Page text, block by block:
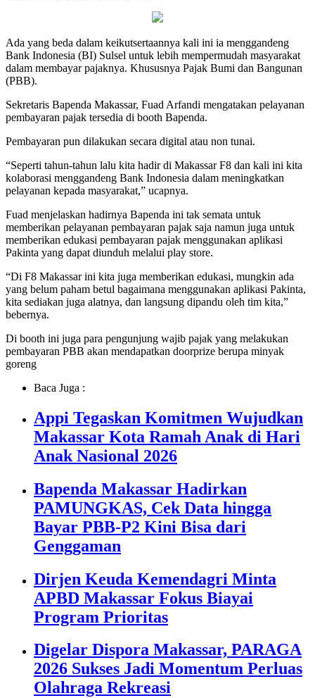
Ada yang beda dalam keikutsertaannya kali ini ia menggandeng
Bank Indonesia (BI) Sulsel untuk lebih mempermudah masyarakat
dalam membayar pajaknya. Khususnya Pajak Bumi dan Bangunan
(PBB).
Sekretaris Bapenda Makassar, Fuad Arfandi mengatakan pelayanan
pembayaran pajak tersedia di booth Bapenda.
Pembayaran pun dilakukan secara digital atau non tunai.
“Seperti tahun-tahun lalu kita hadir di Makassar F8 dan kali ini kita
kolaborasi menggandeng Bank Indonesia dalam meningkatkan
pelayanan kepada masyarakat,” ucapnya.
Fuad menjelaskan hadirnya Bapenda ini tak semata untuk
memberikan pelayanan pembayaran pajak saja namun juga untuk
memberikan edukasi pembayaran pajak menggunakan aplikasi
Pakinta yang dapat diunduh melalui play store.
“Di F8 Makassar ini kita juga memberikan edukasi, mungkin ada
yang belum paham betul bagaimana menggunakan aplikasi Pakinta,
kita sediakan juga alatnya, dan langsung dipandu oleh tim kita,”
bebernya.
Di booth ini juga para pengunjung wajib pajak yang melakukan
pembayaran PBB akan mendapatkan doorprize berupa minyak
goreng
Baca Juga :
Appi Tegaskan Komitmen Wujudkan
Makassar Kota Ramah Anak di Hari
Anak Nasional 2026
Bapenda Makassar Hadirkan
PAMUNGKAS, Cek Data hingga
Bayar PBB-P2 Kini Bisa dari
Genggaman
Dirjen Keuda Kemendagri Minta
APBD Makassar Fokus Biayai
Program Prioritas
Digelar Dispora Makassar, PARAGA
2026 Sukses Jadi Momentum Perluas
Olahraga Rekreasi